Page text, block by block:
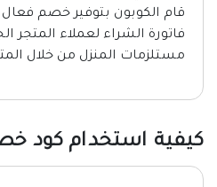
فاتورة الشراء لعملاء المتجر
مستلزمات المنزل من خلال
كيفية استخدام كود